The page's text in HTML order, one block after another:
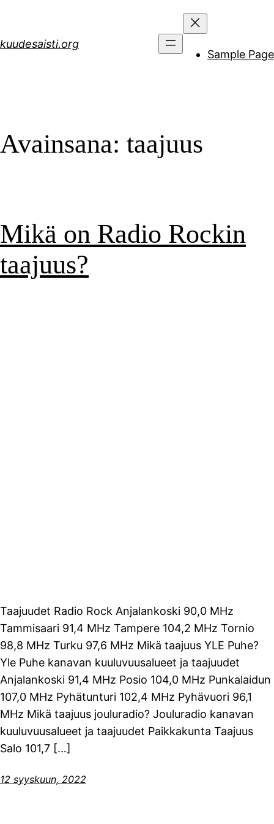
kuudesaisti.org
Sample Page
Avainsana: taajuus
Mikä on Radio Rockin
taajuus?
Taajuudet Radio Rock Anjalankoski 90,0 MHz
Tammisaari 91,4 MHz Tampere 104,2 MHz Tornio
98,8 MHz Turku 97,6 MHz Mikä taajuus YLE Puhe?
Yle Puhe kanavan kuuluvuusalueet ja taajuudet
Anjalankoski 91,4 MHz Posio 104,0 MHz Punkalaidun
107,0 MHz Pyhätunturi 102,4 MHz Pyhävuori 96,1
MHz Mikä taajuus jouluradio? Jouluradio kanavan
kuuluvuusalueet ja taajuudet Paikkakunta Taajuus
Salo 101,7 […]
12 syyskuun, 2022